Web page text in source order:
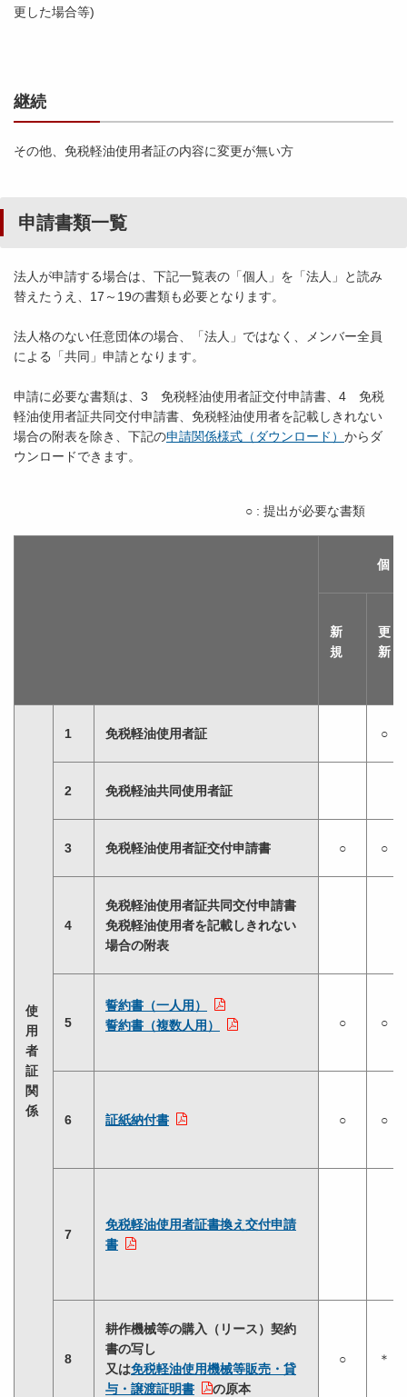
更した場合等)
継続
その他、免税軽油使用者証の内容に変更が無い方
申請書類一覧
法人が申請する場合は、下記一覧表の「個人」を「法人」と読み
替えたうえ、17～19の書類も必要となります。
法人格のない任意団体の場合、「法人」ではなく、メンバー全員
による「共同」申請となります。
申請に必要な書類は、3 免税軽油使用者証交付申請書、4 免税
軽油使用者証共同交付申請書、免税軽油使用者を記載しきれない
場合の附表を除き、下記の申請関係様式（ダウンロード） からダ
ウンロードできます。
○ : 提出が必要な書類 ＊ :
個
新
規
更
新
使
用
者
証
関
係
1 免税軽油使用者証 ○
2 免税軽油共同使用者証
3 免税軽油使用者証交付申請書 ○ ○
4
免税軽油使用者証共同交付申請書
免税軽油使用者を記載しきれない
場合の附表
5
誓約書（一人用）
誓約書（複数人用）
○ ○
6 証紙納付書 ○ ○
7
免税軽油使用者証書換え交付申請
書
8
耕作機械等の購入（リース）契約
書の写し
又は免税軽油使用機械等販売・貸
与・譲渡証明書
の原本
○ ＊